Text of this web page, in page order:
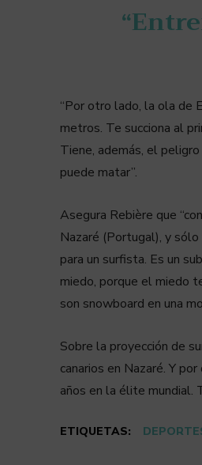
“Por otro lado, la ola de
metros. Te succiona al
Tiene, además, el
puede matar”.
Asegura Rebière que
Nazaré (Portugal), y
para un surfista. Es un
miedo, porque el miedo
son snowboard en una
Sobre la proyección de
canarios en Nazaré. Y
años en la élite mundial.
ETIQUETAS: